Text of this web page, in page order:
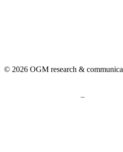
© 2026 OGM research &
–